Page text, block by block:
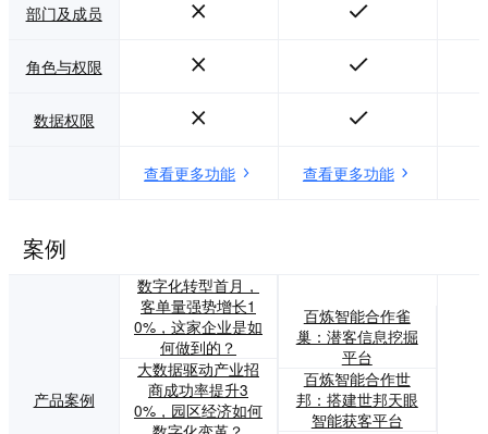
部门及成员
角色与权限
数据权限
查看更多功能 查看更多功能
案例
产品案例
数字化转型首月，
客单量强势增长1
0%，这家企业是如
何做到的？
大数据驱动产业招
商成功率提升3
0%，园区经济如何
百炼智能合作雀
巢：潜客信息挖掘
平台
百炼智能合作世
邦：搭建世邦天眼
智能获客平台